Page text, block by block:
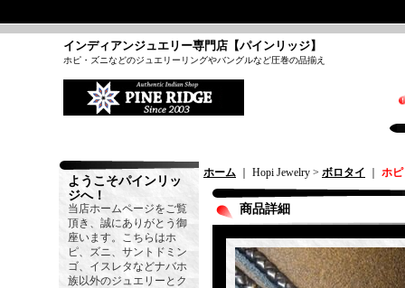
インディアンジュエリー専門店【パインリッジ】
ホピ・ズニなどのジュエリーリングやバングルなど圧巻の品揃え
ようこそパインリッ
ジへ！
当店ホームページをご覧
頂き、誠にありがとう御
座います。こちらはホ
ピ、ズニ、サントドミン
ゴ、イスレタなどナバホ
族以外のジュエリーとク
ホーム ｜ Hopi Jewelry > ボロタイ ホ
商品詳細